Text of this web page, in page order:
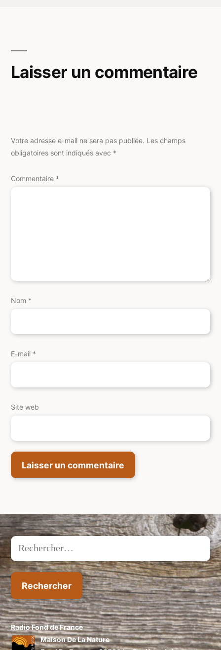
Laisser un commentaire
Votre adresse e-mail ne sera pas publiée. Les champs
obligatoires sont indiqués avec *
Commentaire *
Nom *
E-mail *
Site web
Rechercher :
Radio Fond de France
Maison De La Nature